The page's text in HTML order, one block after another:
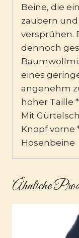
Beine, die
zaubern
versprühen.
dennoch
eines
angenehm
hoher Taille
Mit
Knopf vorne
Hosenbeine
Ähnliche